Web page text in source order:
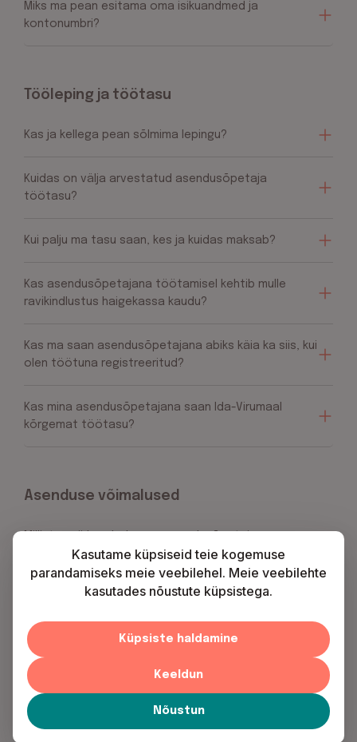
Miks ma pean esitama oma isikuandmed ja
kontonumbri?
Tööleping ja töötasu
Kas ja kellega pean sõlmima lepingu?
Kuidas on välja arvestatud asendusõpetaja
töötasu?
Kui palju ma tasu saan, kes ja kuidas maksab?
Kas asendusõpetajana töötamisel kehtib mulle
ravikindlustus haigekassa kaudu?
Kas ma saan asendusõpetajana abiks käia ka siis, kui
olen töötuna registreeritud?
Kas mina asendusõpetajana saan Ida-Virumaal
kõrgemat töötasu?
Asenduse võimalused
töötada saan?
Kas ma saan ise valida päevad, kellaajad ja
Kui kaua üks asendus kestab?
Kas ma saan asendada mitmes õppeasutuses
korraga?